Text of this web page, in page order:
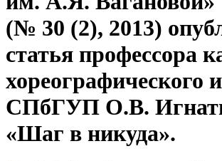
(№ 30 (2), 2013)
статья профессора
хореографического
СПбГУП О.В.
«Шаг в никуда».